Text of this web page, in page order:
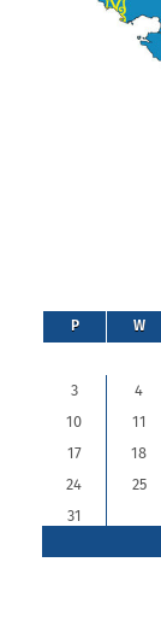
P W
3
4
10
11
17
18
24
25
31